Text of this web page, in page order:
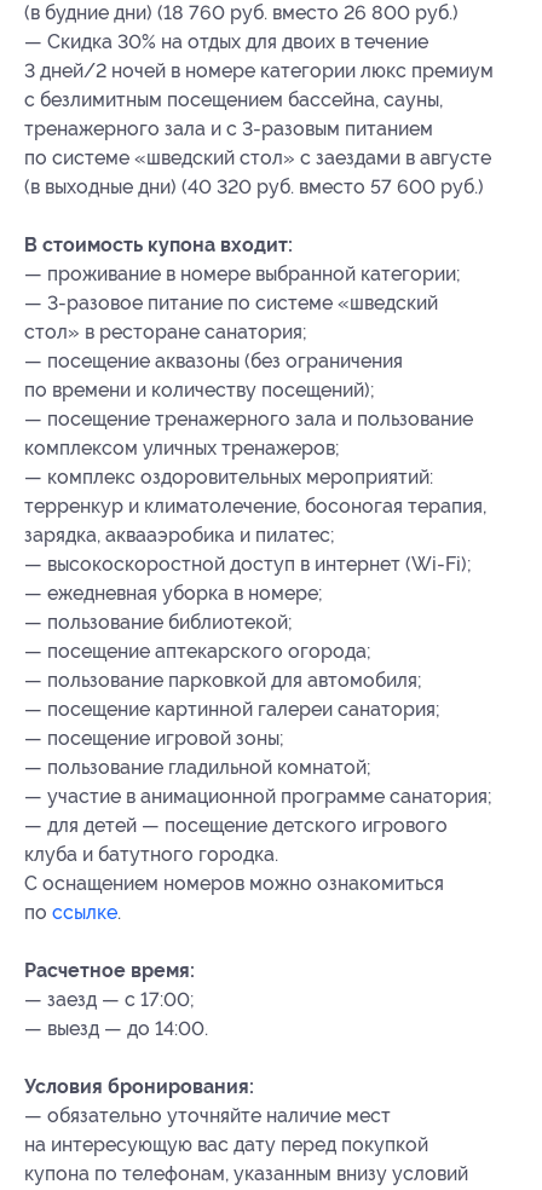
(в будние дни) (18 760 руб. вместо 26 800 руб.)
— Скидка 30% на отдых для двоих в течение
3 дней/2 ночей в номере категории люкс премиум
с безлимитным посещением бассейна, сауны,
тренажерного зала и с 3-разовым питанием
по системе «шведский стол» с заездами в августе
(в выходные дни) (40 320 руб. вместо 57 600 руб.)
В стоимость купона входит:
— проживание в номере выбранной категории;
— 3-разовое питание по системе «шведский
стол» в ресторане санатория;
— посещение аквазоны (без ограничения
по времени и количеству посещений);
— посещение тренажерного зала и пользование
комплексом уличных тренажеров;
— комплекс оздоровительных мероприятий:
терренкур и климатолечение, босоногая терапия,
зарядка, аквааэробика и пилатес;
— высокоскоростной доступ в интернет (Wi-Fi);
— ежедневная уборка в номере;
— пользование библиотекой;
— посещение аптекарского огорода;
— пользование парковкой для автомобиля;
— посещение картинной галереи санатория;
— посещение игровой зоны;
— пользование гладильной комнатой;
— участие в анимационной программе санатория;
— для детей — посещение детского игрового
клуба и батутного городка.
С оснащением номеров можно ознакомиться
по ссылке.
Расчетное время:
— заезд — с 17:00;
— выезд — до 14:00.
Условия бронирования:
— обязательно уточняйте наличие мест
на интересующую вас дату перед покупкой
купона по телефонам, указанным внизу условий